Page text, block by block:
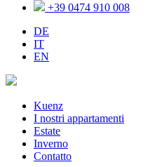
+39 0474 910 008
DE
IT
EN
Kuenz
I nostri appartamenti
Estate
Inverno
Contatto